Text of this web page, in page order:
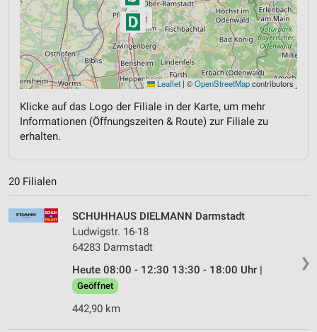
Leaflet | ©OpenStreetMapcontributors
Klicke auf das Logo der Filiale in der Karte, um mehr
Informationen (Öffnungszeiten & Route) zur Filiale zu
erhalten.
20 Filialen
❯
SCHUHHAUS DIELMANN Darmstadt
Ludwigstr. 16-18
64283 Darmstadt
Heute 08:00 - 12:30 13:30 - 18:00 Uhr |
Geöffnet
442,90 km